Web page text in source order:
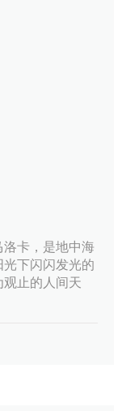
卡，是地中海
下闪闪发光的
止的人间天